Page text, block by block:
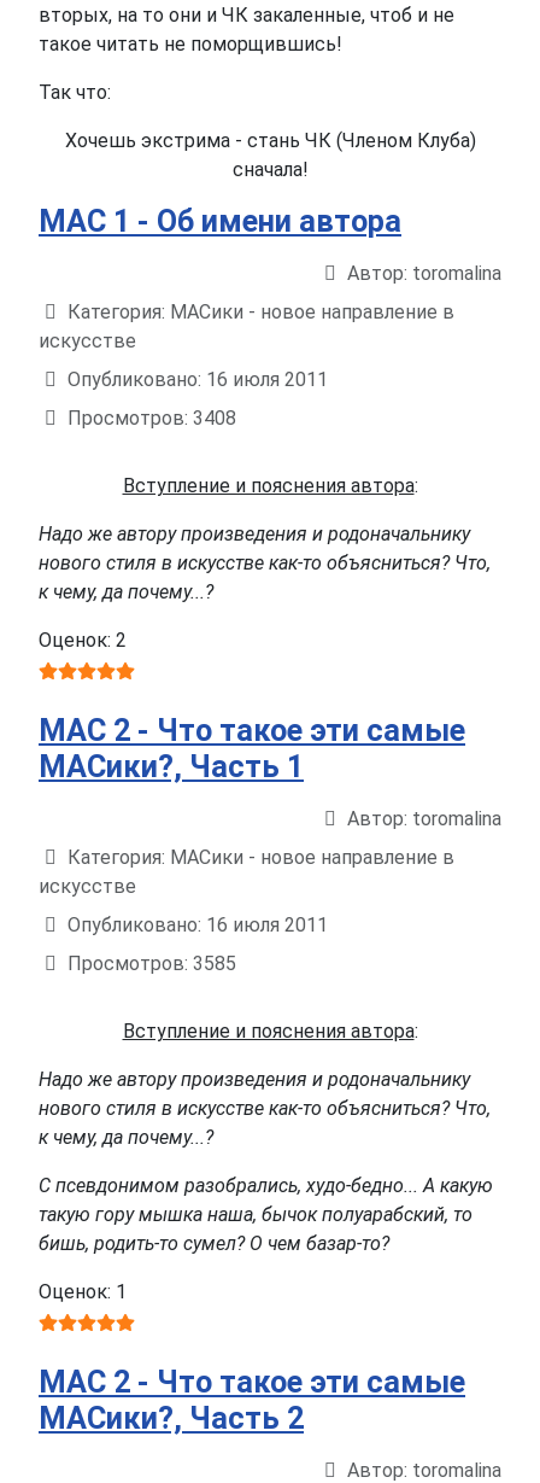
вторых, на то они и ЧК закаленные, чтоб и не
такое читать не поморщившись!
Так что:
Хочешь экстрима - стань ЧК (Членом Клуба)
сначала!
МАС 1 - Об имени автора
Автор: toromalina
Категория: МАСики - новое направление в
искусстве
Опубликовано: 16 июля 2011
Просмотров: 3408
Вступление и пояснения автора:
Надо же автору произведения и родоначальнику
нового стиля в искусстве как-то объясниться? Что,
к чему, да почему...?
Оценок: 2
МАС 2 - Что такое эти самые
МАСики?, Часть 1
Автор: toromalina
Категория: МАСики - новое направление в
искусстве
Опубликовано: 16 июля 2011
Просмотров: 3585
Вступление и пояснения автора:
Надо же автору произведения и родоначальнику
нового стиля в искусстве как-то объясниться? Что,
к чему, да почему...?
С псевдонимом разобрались, худо-бедно... А какую
такую гору мышка наша, бычок полуарабский, то
бишь, родить-то сумел? О чем базар-то?
Оценок: 1
МАС 2 - Что такое эти самые
МАСики?, Часть 2
Автор: toromalina